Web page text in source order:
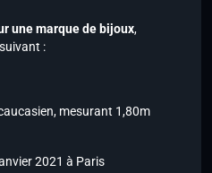
une marque de bijoux,
:
mesurant 1,80m
2021 à Paris